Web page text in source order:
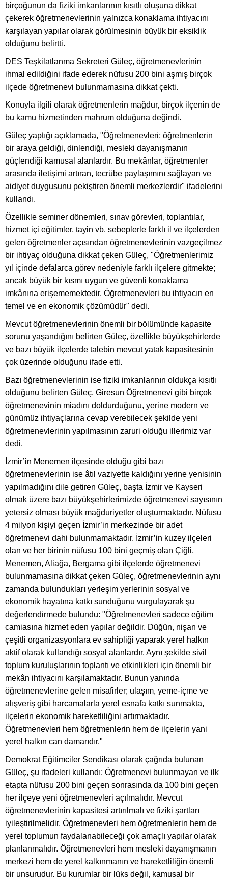
birçoğunun da fiziki imkanlarının kısıtlı oluşuna dikkat
çekerek öğretmenevlerinin yalnızca konaklama ihtiyacını
karşılayan yapılar olarak görülmesinin büyük bir eksiklik
olduğunu belirtti.
DES Teşkilatlanma Sekreteri Güleç, öğretmenevlerinin
ihmal edildiğini ifade ederek nüfusu 200 bini aşmış birçok
ilçede öğretmenevi bulunmamasına dikkat çekti.
Konuyla ilgili olarak öğretmenlerin mağdur, birçok ilçenin de
bu kamu hizmetinden mahrum olduğuna değindi.
Güleç yaptığı açıklamada, "Öğretmenevleri; öğretmenlerin
bir araya geldiği, dinlendiği, mesleki dayanışmanın
güçlendiği kamusal alanlardır. Bu mekânlar, öğretmenler
arasında iletişimi artıran, tecrübe paylaşımını sağlayan ve
aidiyet duygusunu pekiştiren önemli merkezlerdir" ifadelerini
kullandı.
Özellikle seminer dönemleri, sınav görevleri, toplantılar,
hizmet içi eğitimler, tayin vb. sebeplerle farklı il ve ilçelerden
gelen öğretmenler açısından öğretmenevlerinin vazgeçilmez
bir ihtiyaç olduğuna dikkat çeken Güleç, "Öğretmenlerimiz
yıl içinde defalarca görev nedeniyle farklı ilçelere gitmekte;
ancak büyük bir kısmı uygun ve güvenli konaklama
imkânına erişememektedir. Öğretmenevleri bu ihtiyacın en
temel ve en ekonomik çözümüdür" dedi.
Mevcut öğretmenevlerinin önemli bir bölümünde kapasite
sorunu yaşandığını belirten Güleç, özellikle büyükşehirlerde
ve bazı büyük ilçelerde talebin mevcut yatak kapasitesinin
çok üzerinde olduğunu ifade etti.
Bazı öğretmenevlerinin ise fiziki imkanlarının oldukça kısıtlı
olduğunu belirten Güleç, Giresun Öğretmenevi gibi birçok
öğretmenevinin miadını doldurduğunu, yerine modern ve
günümüz ihtiyaçlarına cevap verebilecek şekilde yeni
öğretmenevlerinin yapılmasının zaruri olduğu illerimiz var
dedi.
İzmir’in Menemen ilçesinde olduğu gibi bazı
öğretmenevlerinin ise âtıl vaziyette kaldığını yerine yenisinin
yapılmadığını dile getiren Güleç, başta İzmir ve Kayseri
olmak üzere bazı büyükşehirlerimizde öğretmenevi sayısının
yetersiz olması büyük mağduriyetler oluşturmaktadır. Nüfusu
4 milyon kişiyi geçen İzmir’in merkezinde bir adet
öğretmenevi dahi bulunmamaktadır. İzmir’in kuzey ilçeleri
olan ve her birinin nüfusu 100 bini geçmiş olan Çiğli,
Menemen, Aliağa, Bergama gibi ilçelerde öğretmenevi
bulunmamasına dikkat çeken Güleç, öğretmenevlerinin aynı
zamanda bulundukları yerleşim yerlerinin sosyal ve
ekonomik hayatına katkı sunduğunu vurgulayarak şu
değerlendirmede bulundu: "Öğretmenevleri sadece eğitim
camiasına hizmet eden yapılar değildir. Düğün, nişan ve
çeşitli organizasyonlara ev sahipliği yaparak yerel halkın
aktif olarak kullandığı sosyal alanlardır. Aynı şekilde sivil
toplum kuruluşlarının toplantı ve etkinlikleri için önemli bir
mekân ihtiyacını karşılamaktadır. Bunun yanında
öğretmenevlerine gelen misafirler; ulaşım, yeme-içme ve
alışveriş gibi harcamalarla yerel esnafa katkı sunmakta,
ilçelerin ekonomik hareketliliğini artırmaktadır.
Öğretmenevleri hem öğretmenlerin hem de ilçelerin yani
yerel halkın can damarıdır."
Demokrat Eğitimciler Sendikası olarak çağrıda bulunan
Güleç, şu ifadeleri kullandı: Öğretmenevi bulunmayan ve ilk
etapta nüfusu 200 bini geçen sonrasında da 100 bini geçen
her ilçeye yeni öğretmenevleri açılmalıdır. Mevcut
öğretmenevlerinin kapasitesi artırılmalı ve fiziki şartları
iyileştirilmelidir. Öğretmenevleri hem öğretmenlerin hem de
yerel toplumun faydalanabileceği çok amaçlı yapılar olarak
planlanmalıdır. Öğretmenevleri hem mesleki dayanışmanın
merkezi hem de yerel kalkınmanın ve hareketliliğin önemli
bir unsurudur. Bu kurumlar bir lüks değil, kamusal bir